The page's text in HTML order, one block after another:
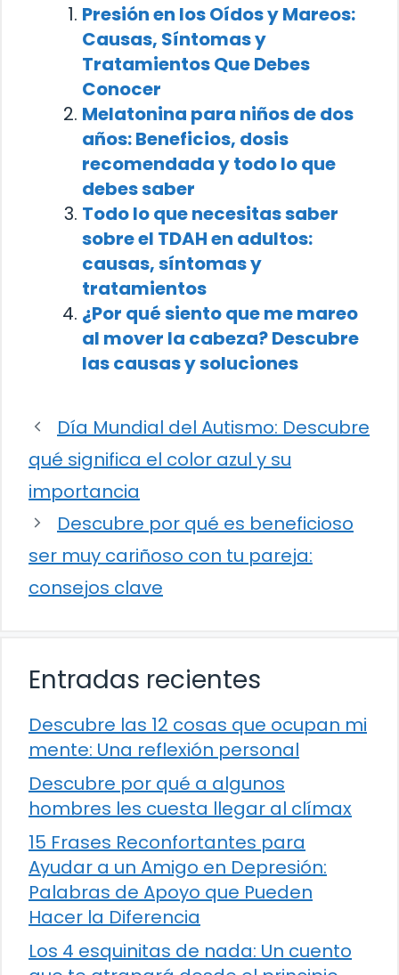
Presión en los Oídos y Mareos:
Causas, Síntomas y
Tratamientos Que Debes
Conocer
Melatonina para niños de dos
años: Beneficios, dosis
recomendada y todo lo que
debes saber
Todo lo que necesitas saber
sobre el TDAH en adultos:
causas, síntomas y
tratamientos
¿Por qué siento que me mareo
al mover la cabeza? Descubre
las causas y soluciones
Día Mundial del Autismo: Descubre
qué significa el color azul y su
importancia
Descubre por qué es beneficioso
ser muy cariñoso con tu pareja:
consejos clave
Entradas recientes
Descubre las 12 cosas que ocupan mi
mente: Una reflexión personal
Descubre por qué a algunos
hombres les cuesta llegar al clímax
15 Frases Reconfortantes para
Ayudar a un Amigo en Depresión:
Palabras de Apoyo que Pueden
Hacer la Diferencia
Los 4 esquinitas de nada: Un cuento